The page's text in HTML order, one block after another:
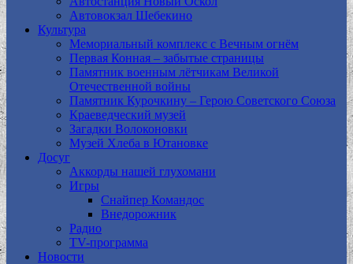
Автовокзал Шебекино
Культура
Мемориальный комплекс с Вечным огнём
Первая Конная – забытые страницы
Памятник военным лётчикам Великой
Отечественной войны
Памятник Курочкину – Герою Советского Союза
Краеведческий музей
Загадки Волоконовки
Музей Хлеба в Ютановке
Досуг
Аккорды нашей глухомани
Игры
Снайпер Командос
Внедорожник
Радио
TV-программа
Новости